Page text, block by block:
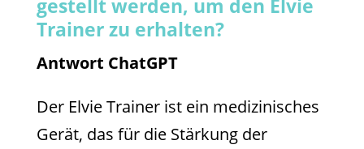
gestellt werden, um den Elvie
Trainer zu erhalten?
Antwort ChatGPT
Der Elvie Trainer ist ein medizinisches
Gerät, das für die Stärkung der